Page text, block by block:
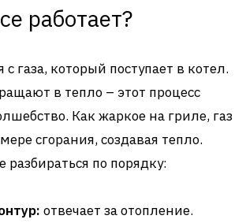
работает?
с газа, который поступает в котел.
в тепло – этот процесс
Как жаркое на гриле, газ
сгорания, создавая тепло.
разбираться по порядку:
отвечает за отопление.